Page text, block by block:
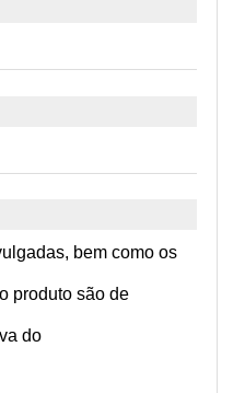
bem como os
produto são de
do